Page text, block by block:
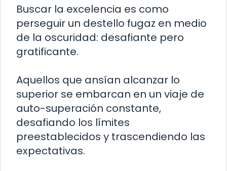
Buscar la excelencia es como
perseguir un destello fugaz en medio
de la oscuridad: desafiante pero
gratificante.
Aquellos que ansían alcanzar lo
superior se embarcan en un viaje de
auto-superación constante,
desafiando los límites
preestablecidos y trascendiendo las
expectativas.